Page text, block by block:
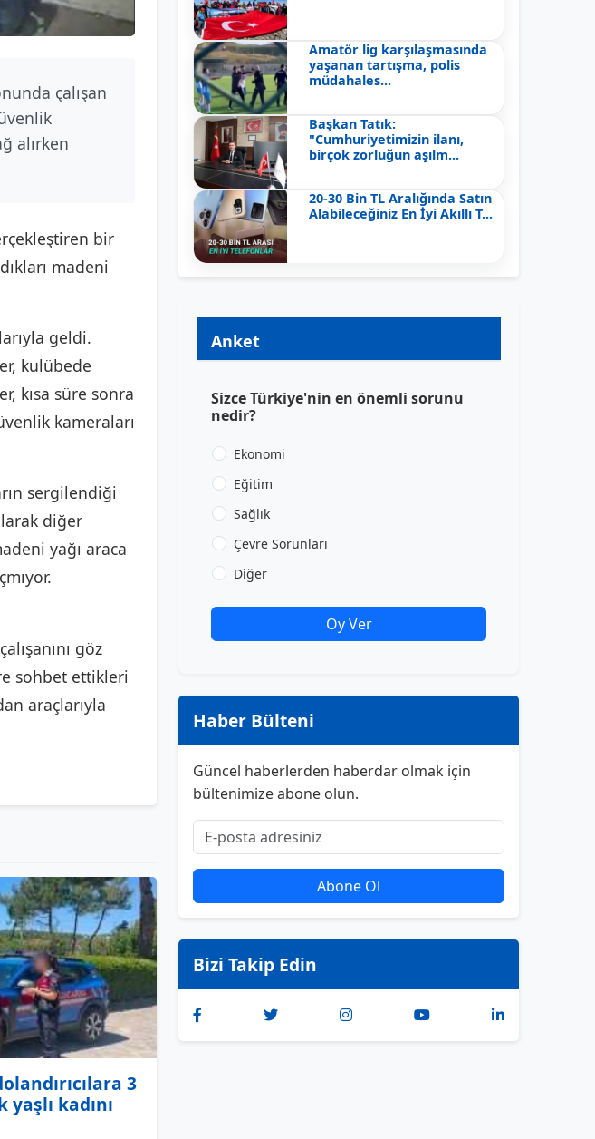
çalışan
alırken
bir
madeni
geldi.
kulübede
kısa süre sonra
kameraları
sergilendiği
diğer
yağı araca
göz
sohbet ettikleri
araçlarıyla
3
kadını
Amatör lig karşılaşmasında
yaşanan tartışma, polis
müdahales...
Başkan Tatık:
"Cumhuriyetimizin ilanı,
birçok zorluğun aşılm...
20-30 Bin TL Aralığında Satın
Alabileceğiniz En İyi Akıllı T...
Anket
Sizce Türkiye'nin en önemli sorunu
nedir?
Ekonomi
Eğitim
Sağlık
Çevre Sorunları
Diğer
Oy Ver
Haber Bülteni
Güncel haberlerden haberdar olmak için
bültenimize abone olun.
Abone Ol
Bizi Takip Edin